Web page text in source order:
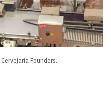
Founders.